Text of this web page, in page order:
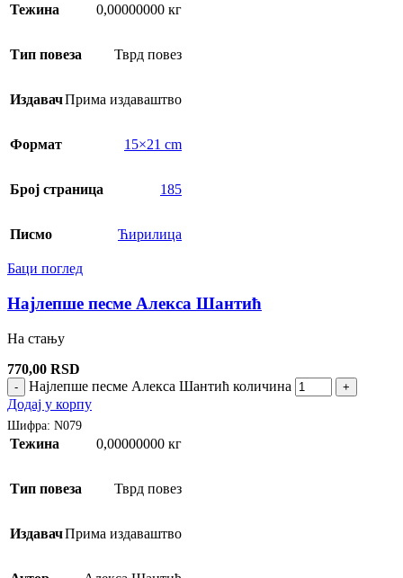
Тежина 0,00000000 кг
Тип повеза Тврд повез
ИздавачПрима издаваштво
Формат 15×21 cm
Број страница 185
Писмо Ћирилица
Баци поглед
Најлепше песме Алекса Шантић
На стању
770,00 RSD
- Најлепше песме Алекса Шантић количина +
Додај у корпу
Шифра: N079
Тежина 0,00000000 кг
Тип повеза Тврд повез
ИздавачПрима издаваштво